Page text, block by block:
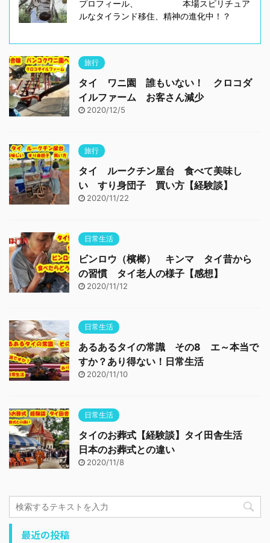
プロフィール、 本場スピリチュア
ルなタイランド移住、精神の進化中！？
旅行
タイ ワニ園 誰もいない！ クロコダ
イルファーム お客さん減少
2020/12/5
旅行
タイ ルークチン屋台 食べて美味し
い すり身団子 買い方【経験談】
2020/11/22
日常生活
ビンロウ（檳榔） キンマ タイ昔から
の習慣 タイ老人の様子【感想】
2020/11/12
日常生活
あるあるタイの常識 その8 エ～本当で
すか？あり得ない！日常生活
2020/11/10
日常生活
タイのお葬式【経験談】タイ田舎生活
日本のお葬式との違い
2020/11/8
最近の投稿